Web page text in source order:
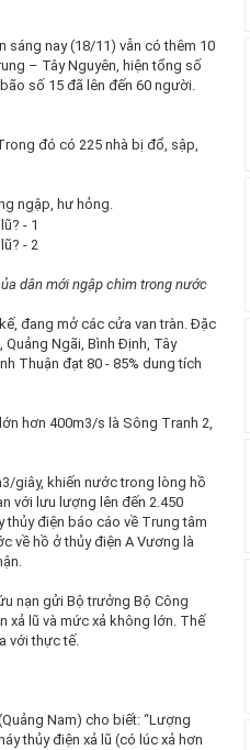
nay (18/11) vẫn có thêm 10
– Tây Nguyên, hiện tổng số
số 15 đã lên đến 60 người.
đó có 225 nhà bị đổ, sập,
ngập, hư hỏng.
dân mới ngập chìm trong nước
đang mở các cửa van tràn. Đặc
Ngãi, Bình Định, Tây
Thuận đạt 80 - 85% dung tích
hơn 400m3/s là Sông Tranh 2,
giây, khiến nước trong lòng hồ
với lưu lượng lên đến 2.450
thủy điện báo cáo về Trung tâm
về hồ ở thủy điện A Vương là
nạn gửi Bộ trưởng Bộ Công
xả lũ và mức xả không lớn. Thế
với thực tế.
Nam) cho biết: “Lượng
thủy điện xả lũ (có lúc xả hơn